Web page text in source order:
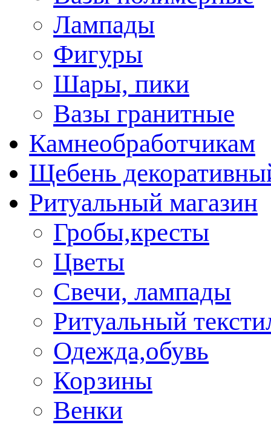
Лампады
Фигуры
Шары, пики
Вазы гранитные
Камнеобработчикам
Щебень
Ритуальный магазин
Гробы,кресты
Цветы
Свечи, лампады
Ритуальный
Одежда,обувь
Корзины
Венки